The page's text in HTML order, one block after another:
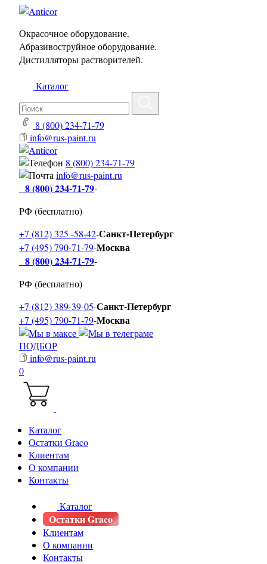
Окрасочное оборудование.
Абразивоструйное оборудование.
Дистилляторы растворителей.
Каталог
8 (800) 234-71-79
info@rus-paint.ru
8 (800) 234-71-79
info@rus-paint.ru
8 (800) 234-71-79-
РФ (бесплатно)
+7 (812) 325 -58-42-Санкт-Петербург
+7 (495) 790-71-79-Москва
8 (800) 234-71-79-
РФ (бесплатно)
+7 (812) 389-39-05-Санкт-Петербург
+7 (495) 790-71-79-Москва
ПОДБОР
info@rus-paint.ru
0
Каталог
Остатки Graco
Клиентам
О компании
Контакты
Каталог
Остатки Graco
Клиентам
О компании
Контакты